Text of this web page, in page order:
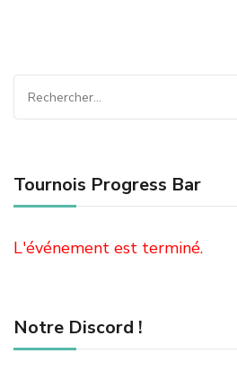
Rechercher :
Tournois Progress Bar
L'événement est terminé.
Notre Discord !